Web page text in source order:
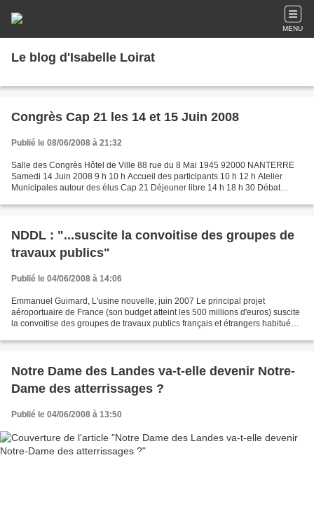
MENU
Le blog d'Isabelle Loirat
Congrès Cap 21 les 14 et 15 Juin 2008
Publié le 08/06/2008 à 21:32
Salle des Congrès Hôtel de Ville 88 rue du 8 Mai 1945 92000 NANTERRE
Samedi 14 Juin 2008 9 h 10 h Accueil des participants 10 h 12 h Atelier
Municipales autour des élus Cap 21 Déjeuner libre 14 h 18 h 30 Débat
NDDL : "...suscite la convoitise des groupes de
travaux publics"
Publié le 04/06/2008 à 14:06
Emmanuel Guimard, L'usine nouvelle, juin 2007 Le principal projet
aéroportuaire de France (son budget atteint les 500 millions d'euros) suscite
la convoitise des groupes de travaux publics français et étrangers habitués
Notre Dame des Landes va-t-elle devenir Notre-
Dame des atterrissages ?
Publié le 04/06/2008 à 13:50